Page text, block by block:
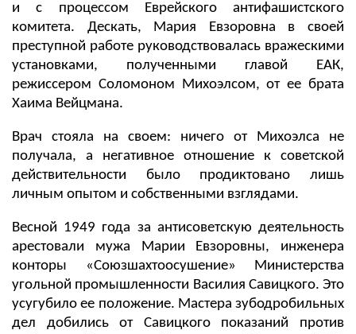
и с процессом Еврейского антифашистского
комитета. Дескать, Мария Евзоровна в своей
преступной работе руководствовалась вражескими
установками, полученными главой ЕАК,
режиссером Соломоном Михоэлсом, от ее брата
Хаима Вейцмана.
Врач стояла на своем: ничего от Михоэлса не
получала, а негативное отношение к советской
действительности было продиктовано лишь
личным опытом и собственными взглядами.
Весной 1949 года за антисоветскую деятельность
арестовали мужа Марии Евзоровны, инженера
конторы «Союзшахтоосушение» Министерства
угольной промышленности Василия Савицкого. Это
усугубило ее положение. Мастера зубодробильных
дел добились от Савицкого показаний против